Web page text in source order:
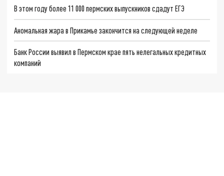
В этом году более 11 000 пермских выпускников сдадут ЕГЭ
Аномальная жара в Прикамье закончится на следующей неделе
Банк России выявил в Пермском крае пять нелегальных кредитных
компаний